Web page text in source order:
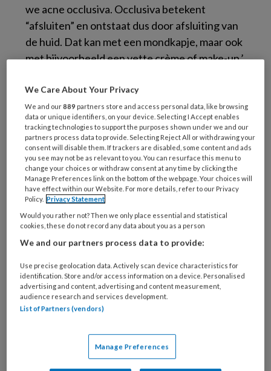
we acne occlusiva. Occlusiva betekent
“afsluiten” en ontstaat dus door afsluiting van
de huid. Dat kan met een mondkapje, maar ook
met bijvoorbeeld een vette crème of make-up.’
Als je regelmatig een
mondkapje draagt, kunnen
de elastieken hiervan lelijk
snijden achter je oren.Met
deze vijf eenvoudige
manieren geef je je oren wat
‘lucht’. >>
Wat is de andere oorzaak van maskne?
‘Wrijving en irritatie: er is een stuk stof of
ander materiaal dat op je huid drukt en wrijft.
Dit irriteert de huid en daardoor kunnen
pukkeltjes ontstaan. Dit noemen we acne
mechanica: er is mechanische schade door
wrijving. Het grappige is dat dit huidprobleem
We Care About Your Privacy
We and our889 partners store and access personal data, like browsing
data or unique identifiers, on your device. Selecting I Accept enables
tracking technologies to support the purposes shown under we and our
partners process data to provide. Selecting Reject All or withdrawing your
consent will disable them. If trackers are disabled, some content and ads
you see may not be as relevant to you. You can resurface this menu to
change your choices or withdraw consent at any time by clicking the
Manage Preferences link on the bottom of the webpage. Your choices will
have effect within our Website. For more details, refer to our Privacy
Policy. Privacy Statement
Would you rather not? Then we only place essential and statistical
cookies, these do not record any data about you as a person
We and our partners process data to provide:
Use precise geolocation data. Actively scan device characteristics for
identification. Store and/or access information on a device. Personalised
advertising and content, advertising and content measurement,
audience research and services development.
List of Partners (vendors)
Manage Preferences